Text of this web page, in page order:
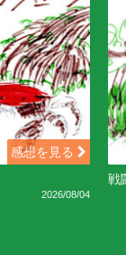
感想を見る
2026/08/04
戦